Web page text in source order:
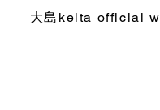
大島keita official